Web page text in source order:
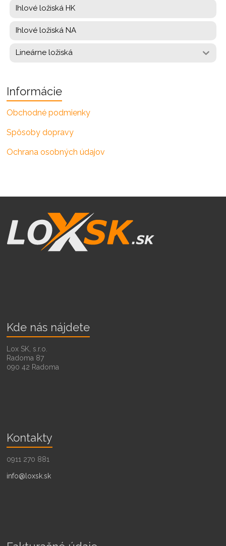
Ihlové ložiská HK
Ihlové ložiská NA
Lineárne ložiská
Informácie
Obchodné podmienky
Spôsoby dopravy
Ochrana osobných údajov
Kde nás nájdete
Lox SK, s.r.o.
Radoma 87
090 42 Radoma
Kontakty
0911 270 881
info@loxsk.sk